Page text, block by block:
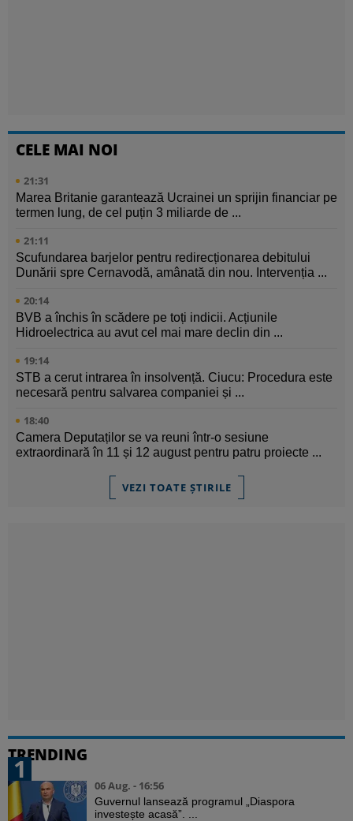
CELE MAI NOI
21:31
Marea Britanie garantează Ucrainei un sprijin financiar pe
termen lung, de cel puțin 3 miliarde de ...
21:11
Scufundarea barjelor pentru redirecționarea debitului
Dunării spre Cernavodă, amânată din nou. Intervenția ...
20:14
BVB a închis în scădere pe toți indicii. Acțiunile
Hidroelectrica au avut cel mai mare declin din ...
19:14
STB a cerut intrarea în insolvență. Ciucu: Procedura este
necesară pentru salvarea companiei și ...
18:40
Camera Deputaților se va reuni într-o sesiune
extraordinară în 11 și 12 august pentru patru proiecte ...
VEZI TOATE ȘTIRILE
TRENDING
1
06 Aug. - 16:56
Guvernul lansează programul „Diaspora
investește acasă”. ...